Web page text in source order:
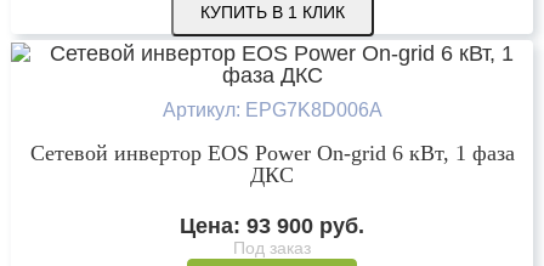
КУПИТЬ В 1 КЛИК
Артикул: EPG7K8D006A
Сетевой инвертор EOS Power On-grid 6 кВт, 1 фаза
ДКС
Цена: 93 900 руб.
Под заказ